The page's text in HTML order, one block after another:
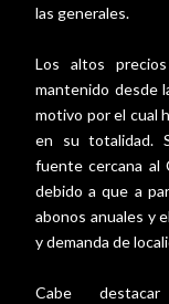
las generales.
Los altos
mantenido desde
motivo por el cual
en su totalidad.
fuente cercana al
debido a que a
abonos anuales y
y demanda de
Cabe